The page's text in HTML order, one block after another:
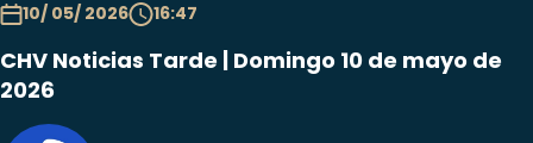
10/ 05/ 2026
16:47
CHV Noticias Tarde | Domingo 10 de mayo de
2026